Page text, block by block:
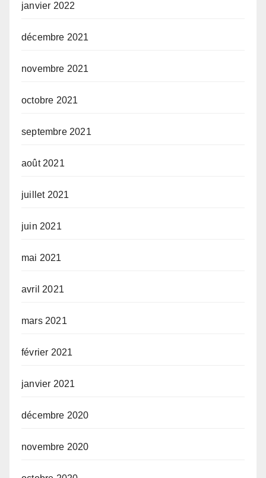
janvier 2022
décembre 2021
novembre 2021
octobre 2021
septembre 2021
août 2021
juillet 2021
juin 2021
mai 2021
avril 2021
mars 2021
février 2021
janvier 2021
décembre 2020
novembre 2020